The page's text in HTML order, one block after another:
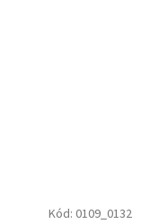
Kód: 0109_0132